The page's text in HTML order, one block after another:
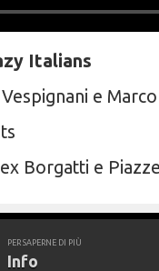
Italians
e
Borgatti e
PER SAPERNE DI PIÙ
Info